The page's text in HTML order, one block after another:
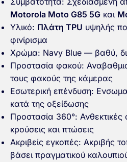
Motorola Moto G85 5G και
Υλικό: Πλάτη TPU υψηλής
φινίρισμα
Χρώμα: Navy Blue — βαθύ,
Προστασία φακού:
τους φακούς της κάμερας
Εσωτερική επένδυση:
κατά της οξείδωσης
Προστασία 360°:
κρούσεις και πτώσεις
Ακριβείς εγκοπές: Ακριβής
βάσει πραγματικού